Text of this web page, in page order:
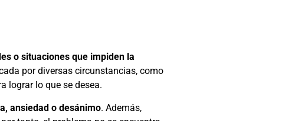
o situaciones que impiden la
por diversas circunstancias, como
lograr lo que se desea.
ansiedad o desánimo. Además,